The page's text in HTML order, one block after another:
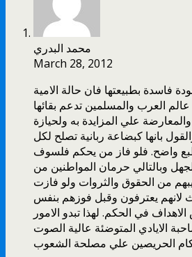
محمد البدري
March 28, 2012
فاسدة بطبيعتها فان حالة الامية
العرب والمسلمين تدعم بقائها
علي المزايدة به ولحيازة
بانها كبضاعة ربانية تصلح لكل
واضح. فلو فاز من يحكم فلسوف
وبالتالي حرمان المواطنين من
من الحقوق والثروات ولو فازت
لانهم يعترفون وقبل فوزهم بنفس
في الحكم. لهذا تبدو الامور
الايادي المتوضئة عالية الصوت